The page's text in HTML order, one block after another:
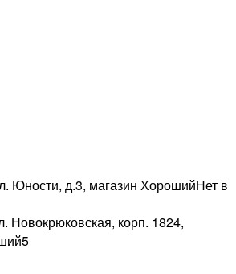
Юности, д.3, магазин ХорошийНет в
Новокрюковская, корп. 1824,
5